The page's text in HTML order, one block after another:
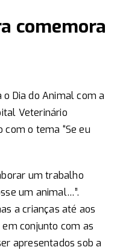
comemora
Dia do Animal com a
Veterinário
com o tema “Se eu
um trabalho
um animal…”.
a crianças até aos
em conjunto com as
apresentados sob a